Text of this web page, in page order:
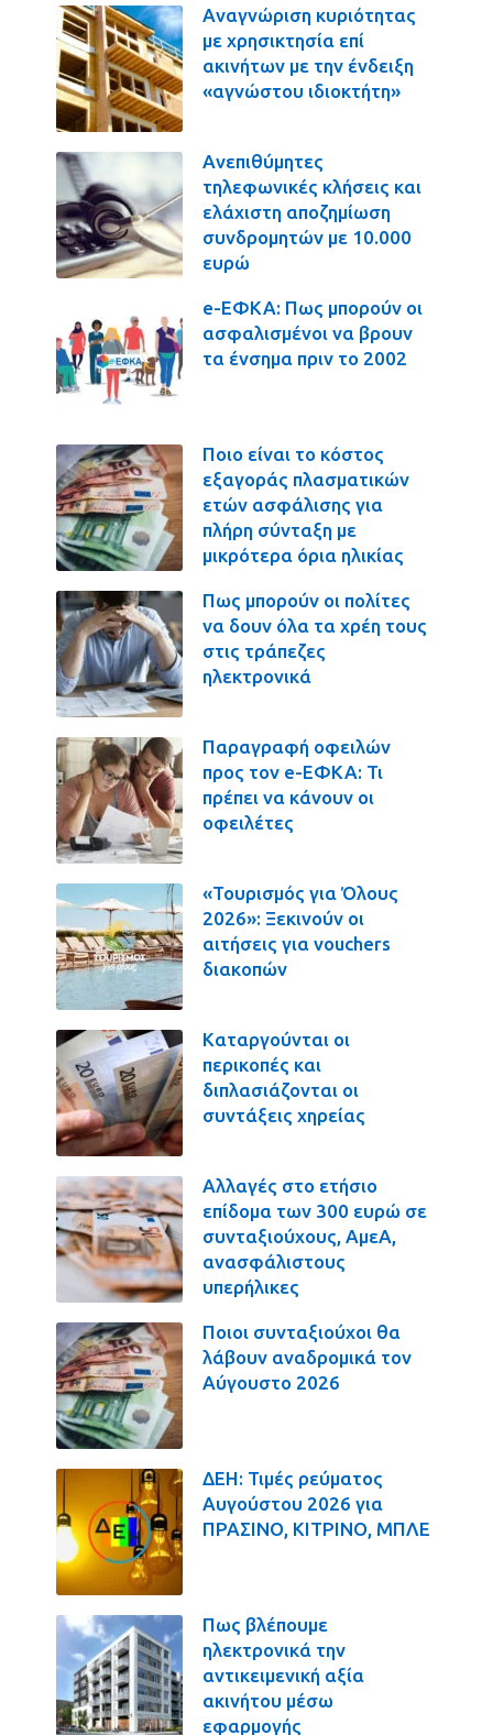
Αναγνώριση κυριότητας
με χρησικτησία επί
ακινήτων με την ένδειξη
«αγνώστου ιδιοκτήτη»
Ανεπιθύμητες
τηλεφωνικές κλήσεις και
ελάχιστη αποζημίωση
συνδρομητών με 10.000
ευρώ
e-ΕΦΚΑ: Πως μπορούν οι
ασφαλισμένοι να βρουν
τα ένσημα πριν το 2002
Ποιο είναι το κόστος
εξαγοράς πλασματικών
ετών ασφάλισης για
πλήρη σύνταξη με
μικρότερα όρια ηλικίας
Πως μπορούν οι πολίτες
να δουν όλα τα χρέη τους
στις τράπεζες
ηλεκτρονικά
Παραγραφή οφειλών
προς τον e-ΕΦΚΑ: Τι
πρέπει να κάνουν οι
οφειλέτες
«Τουρισμός για Όλους
2026»: Ξεκινούν οι
αιτήσεις για vouchers
διακοπών
Καταργούνται οι
περικοπές και
διπλασιάζονται οι
συντάξεις χηρείας
Αλλαγές στο ετήσιο
επίδομα των 300 ευρώ σε
συνταξιούχους, ΑμεΑ,
ανασφάλιστους
υπερήλικες
Ποιοι συνταξιούχοι θα
λάβουν αναδρομικά τον
Αύγουστο 2026
ΔΕΗ: Τιμές ρεύματος
Αυγούστου 2026 για
ΠΡΑΣΙΝΟ, ΚΙΤΡΙΝΟ, ΜΠΛΕ
Πως βλέπουμε
ηλεκτρονικά την
αντικειμενική αξία
ακινήτου μέσω
εφαρμογής